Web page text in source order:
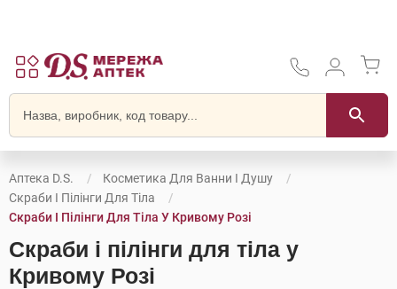
Аптека D.S.
Косметика Для Ванни І Душу
Скраби І Пілінги Для Тіла
Скраби І Пілінги Для Тіла У Кривому Розі
Скраби і пілінги для тіла у
Кривому Розі